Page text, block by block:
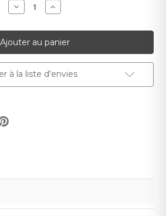
Diminuer
la
pour
Panneaux
de
façade
3D
Line
Premium
PLSV
Augmenter
la
pour
Panneaux
de
façade
3D
Line
Premium
PLSV
à la liste d'envies